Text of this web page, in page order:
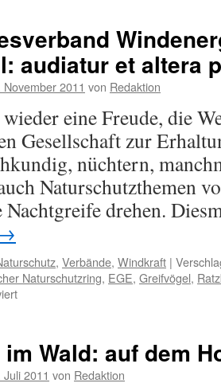
von
der
audiatur et altera
November 2011 von Redaktion
eine Freude, die
Gesellschaft zur
nüchtern,
Naturschutzthemen
Nachtgreife drehen.
, Verbände, Windkraft |
Naturschutzring, EGE, Greifvögel,
für
und
die
Wald: auf dem
Juli 2011 von Redaktion